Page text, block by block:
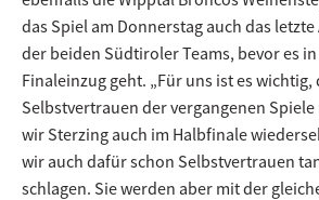
das Spiel am Donnerstag auch das
der beiden Südtiroler Teams, bevor es
Finaleinzug geht. „Für uns ist es
Selbstvertrauen der vergangenen
wir Sterzing auch im Halbfinale
wir auch dafür schon Selbstvertrauen
schlagen. Sie werden aber mit der